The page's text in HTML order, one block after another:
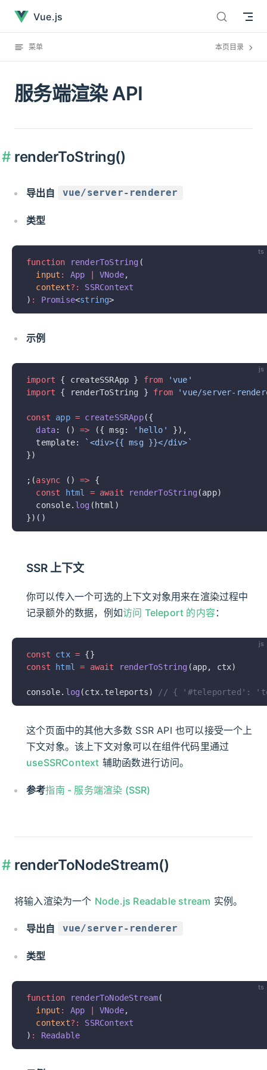
直接跳到内容
Vue.js
菜单 本页目录
服务端渲染 API
renderToString()
导出自 vue/server-renderer
类型
ts
function renderToString (
  input
: App VNode,
  context
?:
SSRContext
) : Promise<string>
示例
js
import { createSSRApp } from 'vue'
import { renderToString } from 'vue/server-
const app = createSSRApp({
  data
: () => ({ msg: 'hello'
}),
  template:
`<div>{{ msg }}</div>`
})
;(async () => {
  const
html = await renderToString (app)
  console.
log (html)
})()
SSR 上下文
你可以传入一个可选的上下文对象用来在渲染过程中
记录额外的数据，例如访问 Teleport 的内容 ：
js
const ctx = {}
const html = await renderToString (app, ctx)
console. log (ctx.teleports) // { '#teleported':
这个页面中的其他大多数 SSR API 也可以接受一个上
下文对象。该上下文对象可以在组件代码里通过
useSSRContext 辅助函数进行访问。
参考指南 - 服务端渲染 (SSR)
renderToNodeStream()
将输入渲染为一个 Node.js Readable stream 实例。
导出自 vue/server-renderer
类型
ts
function renderToNodeStream(
  input
: App VNode,
  context
?:
SSRContext
) : Readable